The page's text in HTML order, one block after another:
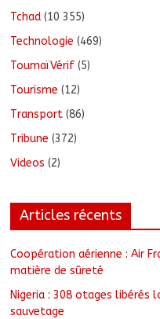
Tchad (10 355)
Technologie (469)
ToumaïVérif (5)
Tourisme (12)
Transport (86)
Tribune (372)
Videos (2)
Articles récents
Coopération aérienne : Air
matière de sûreté
Nigeria : 308 otages libérés
sauvetage